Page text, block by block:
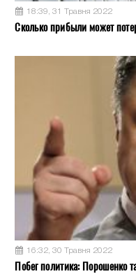
18:39, 31 Травня 2022
Сколько прибыли может
16:32, 30 Травня 2022
Побег политика: Порошенко